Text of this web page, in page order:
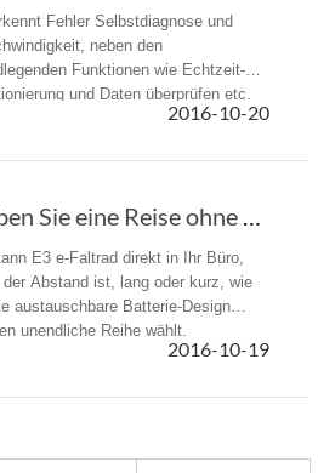
Fehler Selbstdiagnose und
neben den
Funktionen wie Echtzeit-
und Daten überprüfen etc.
2016-10-20
Haben Sie eine Reise ohne Verzögerung mit Air...
E3 e-Faltrad direkt in Ihr Büro,
der Abstand ist, lang oder kurz, wie
austauschbare Batterie-Design
unendliche Reihe wählt.
2016-10-19